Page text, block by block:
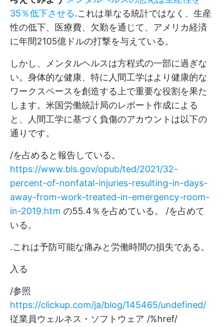
35％低下させる.これは単なる統計ではなく、生産
性の低下、医療費、欠勤を通じて、アメリカ経済
に年間2105億ドルの打撃を与えている。
しかし、メンタルヘルスは方程式の一部に過ぎな
い。身体的な健康、特に人間工学はより健康的な
ワークスペースを創造する上で重要な役割を果た
します。米国労働統計局のレポート作成による
と、人間工学に基づく負傷のアカウントは以下の
通りです。
/を占めると報告している。
https://www.bls.gov/opub/ted/2021/32-
percent-of-nonfatal-injuries-resulting-in-days-
away-from-work-treated-in-emergency-room-
in-2019.htm の55.4％を占めている。 /を占めて
いる。
.これは予防可能な痛みと労働時間の損失である。
入る
/参照
https://clickup.com/ja/blog/145465/undefined/
従業員ウェルネス・ソフトウェア /%href/